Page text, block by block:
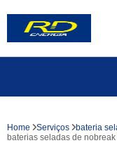
Home Serviços bateria
baterias seladas de